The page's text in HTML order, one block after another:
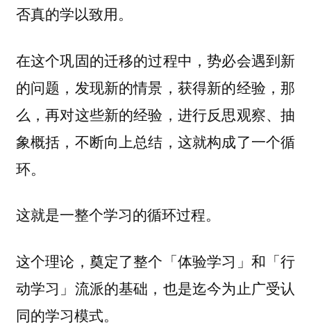
否真的学以致用。
在这个巩固的迁移的过程中，势必会遇到新
的问题，发现新的情景，获得新的经验，那
么，再对这些新的经验，进行反思观察、抽
象概括，不断向上总结，这就构成了一个循
环。
这就是一整个学习的循环过程。
这个理论，奠定了整个「体验学习」和「行
动学习」流派的基础，也是迄今为止广受认
同的学习模式。